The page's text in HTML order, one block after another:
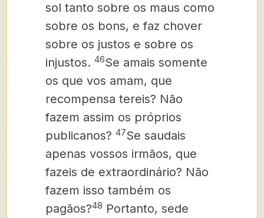
sol tanto sobre os maus como
sobre os bons, e faz chover
sobre os justos e sobre os
injustos. 46Se amais somente
os que vos amam, que
recompensa tereis? Não
fazem assim os próprios
publicanos? 47Se saudais
apenas vossos irmãos, que
fazeis de extraordinário? Não
fazem isso também os
pagãos?48 Portanto, sede